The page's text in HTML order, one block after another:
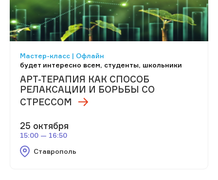
Мастер-класс | Офлайн
будет интересно всем, студенты, школьники
АРТ-ТЕРАПИЯ КАК СПОСОБ
РЕЛАКСАЦИИ И БОРЬБЫ СО
СТРЕССОМ
25 октября
15:00 — 16:50
Ставрополь